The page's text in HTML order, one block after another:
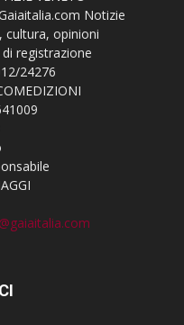
Notizie
cultura, opinioni
registrazione
24276